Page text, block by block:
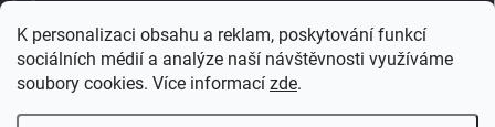
K personalizaci obsahu a reklam, poskytování funkcí
sociálních médií a analýze naší návštěvnosti využíváme
soubory cookies. Více informací zde.
+420 725 190 583